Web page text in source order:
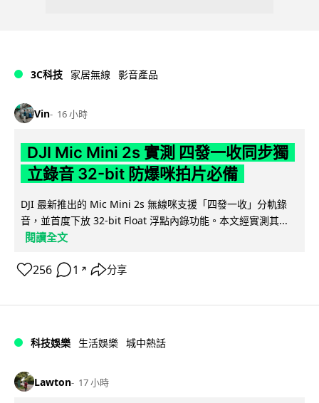
3C科技 家居無線 影音產品
Vin 16 小時
DJI Mic Mini 2s 實測 四發一收同步獨
立錄音 32-bit 防爆咪拍片必備
DJI 最新推出的 Mic Mini 2s 無線咪支援「四發一收」分軌錄
音，並首度下放 32-bit Float 浮點內錄功能。本文經實測其...
閱讀全文
256 1 ↗ 分享
科技娛樂 生活娛樂 城中熱話
Lawton 17 小時